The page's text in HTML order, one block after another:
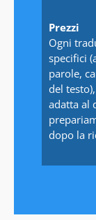
Prezzi
Ogni
specifici
parole,
del
adatta al
dopo la